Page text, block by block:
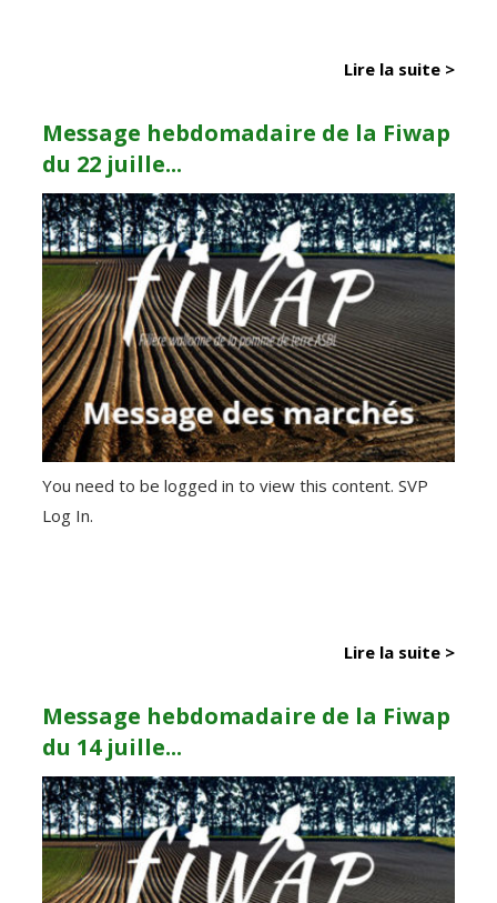
Lire la suite >
Message hebdomadaire de la Fiwap
du 22 juille...
You need to be logged in to view this content. SVP
Log In.
Lire la suite >
Message hebdomadaire de la Fiwap
du 14 juille...